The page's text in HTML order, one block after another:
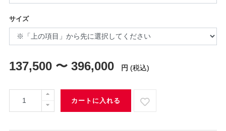
サイズ
137,500 〜 396,000 円 (税込)
カートに入れる